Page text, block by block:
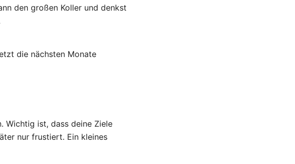
den großen Koller und denkst
die nächsten Monate
Wichtig ist, dass deine Ziele
nur frustiert. Ein kleines